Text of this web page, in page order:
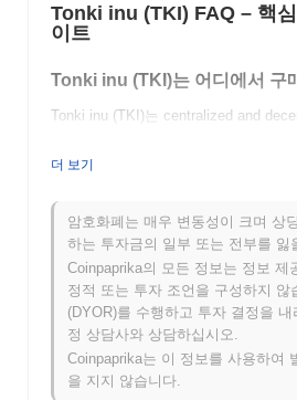
Tonki inu (TKI) FAQ – 핵
이트
Tonki inu (TKI)는 어디에서 구
Tonki inu (TKI)는 centralized and
지난 24시간 동안 Tonki inu의 거래량
Tonki inu의 가격 범위 기록은
역대 최고가(ATH):$0.00005718
역대 최저가(ATL):$0.00
Tonki inu는 현재 ATH보다~7.86%낮
더 보기
암호화폐는 매우 변동성이 크며 상
하는 투자금의 일부 또는 전부를 잃
Coinpaprika의 모든 정보는 정보 제
정적 또는 투자 조언을 구성하지
(DYOR)를 수행하고 투자 결정을
정 상담사와 상담하십시오.
Coinpaprika는 이 정보를 사용하여
을 지지 않습니다.